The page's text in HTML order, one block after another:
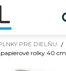
PRE DIELŇU
rolky 40 cm